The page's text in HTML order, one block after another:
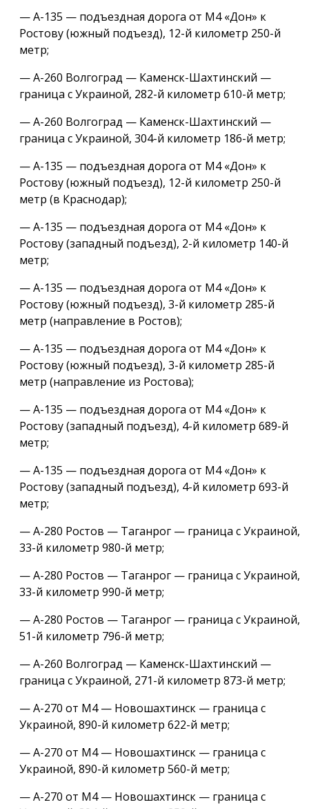
— А-135 — подъездная дорога от М4 «Дон» к
Ростову (южный подъезд), 12-й километр 250-й
метр;
— А-260 Волгоград — Каменск-Шахтинский —
граница с Украиной, 282-й километр 610-й метр;
— А-260 Волгоград — Каменск-Шахтинский —
граница с Украиной, 304-й километр 186-й метр;
— А-135 — подъездная дорога от М4 «Дон» к
Ростову (южный подъезд), 12-й километр 250-й
метр (в Краснодар);
— А-135 — подъездная дорога от М4 «Дон» к
Ростову (западный подъезд), 2-й километр 140-й
метр;
— А-135 — подъездная дорога от М4 «Дон» к
Ростову (южный подъезд), 3-й километр 285-й
метр (направление в Ростов);
— А-135 — подъездная дорога от М4 «Дон» к
Ростову (южный подъезд), 3-й километр 285-й
метр (направление из Ростова);
— А-135 — подъездная дорога от М4 «Дон» к
Ростову (западный подъезд), 4-й километр 689-й
метр;
— А-135 — подъездная дорога от М4 «Дон» к
Ростову (западный подъезд), 4-й километр 693-й
метр;
— А-280 Ростов — Таганрог — граница с Украиной,
33-й километр 980-й метр;
— А-280 Ростов — Таганрог — граница с Украиной,
33-й километр 990-й метр;
— А-280 Ростов — Таганрог — граница с Украиной,
51-й километр 796-й метр;
— А-260 Волгоград — Каменск-Шахтинский —
граница с Украиной, 271-й километр 873-й метр;
— А-270 от М4 — Новошахтинск — граница с
Украиной, 890-й километр 622-й метр;
— А-270 от М4 — Новошахтинск — граница с
Украиной, 890-й километр 560-й метр;
— А-270 от М4 — Новошахтинск — граница с